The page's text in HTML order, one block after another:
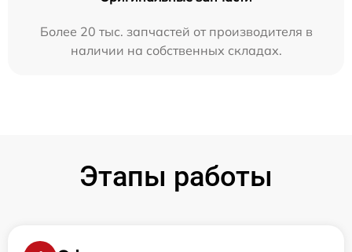
Более 20 тыс. запчастей от производителя в
наличии на собственных складах.
Этапы работы